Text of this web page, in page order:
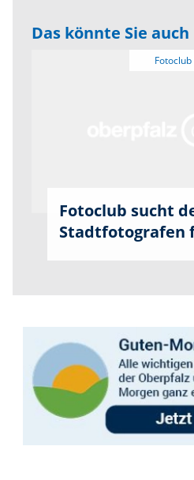
Das könnte Sie
Fotoclub sucht
Stadtfotografen